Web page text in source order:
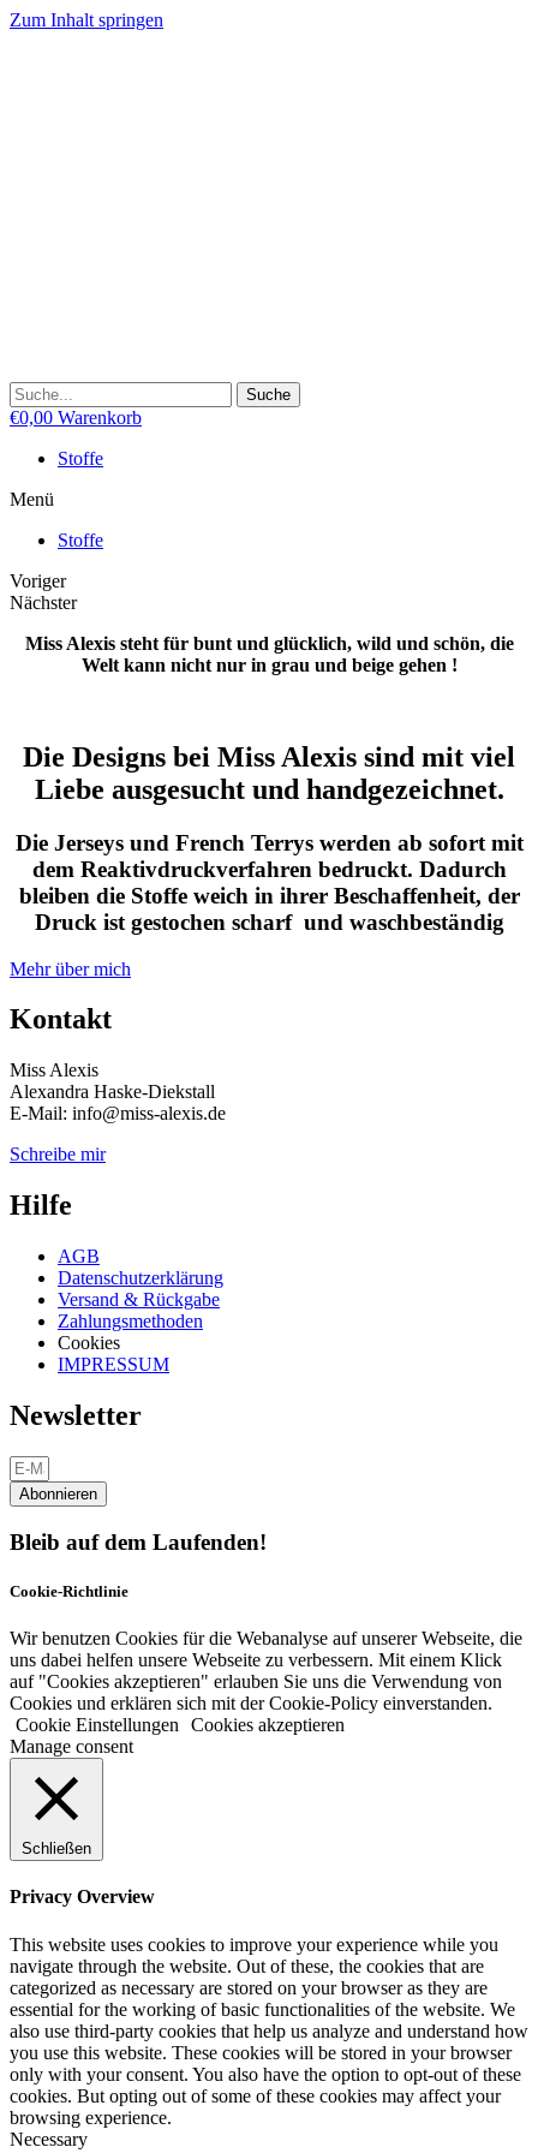
Zum Inhalt springen
Suche
€0,00 Warenkorb
Stoffe
Menü
Stoffe
Voriger
Nächster
Miss Alexis steht für bunt und glücklich, wild und schön, die
Welt kann nicht nur in grau und beige gehen !
Die Designs bei Miss Alexis sind mit viel
Liebe ausgesucht und handgezeichnet.
Die Jerseys und French Terrys werden ab sofort mit
dem Reaktivdruckverfahren bedruckt. Dadurch
bleiben die Stoffe weich in ihrer Beschaffenheit, der
Druck ist gestochen scharf und waschbeständig
Mehr über mich
Kontakt
Miss Alexis
Alexandra Haske-Diekstall
E-Mail: info@miss-alexis.de
Schreibe mir
Hilfe
AGB
Datenschutzerklärung
Versand & Rückgabe
Zahlungsmethoden
Cookies
IMPRESSUM
Newsletter
Abonnieren
Bleib auf dem Laufenden!
Cookie-Richtlinie
Wir benutzen Cookies für die Webanalyse auf unserer Webseite, die
uns dabei helfen unsere Webseite zu verbessern. Mit einem Klick
auf "Cookies akzeptieren" erlauben Sie uns die Verwendung von
Cookies und erklären sich mit der Cookie-Policy einverstanden.
Cookie Einstellungen
Cookies akzeptieren
Manage consent
Schließen
Privacy Overview
This website uses cookies to improve your experience while you
navigate through the website. Out of these, the cookies that are
categorized as necessary are stored on your browser as they are
essential for the working of basic functionalities of the website. We
also use third-party cookies that help us analyze and understand how
you use this website. These cookies will be stored in your browser
only with your consent. You also have the option to opt-out of these
cookies. But opting out of some of these cookies may affect your
browsing experience.
Necessary